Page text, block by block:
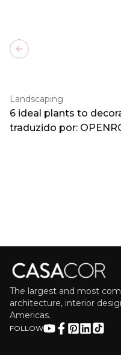
Landscaping
6 ideal plants to
traduzido por:
Previous slide
The largest and most
architecture, interior
Americas.
FOLLOW